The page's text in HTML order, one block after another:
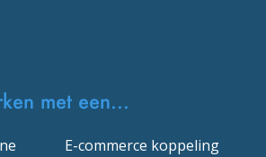
met een...
E-commerce koppeling